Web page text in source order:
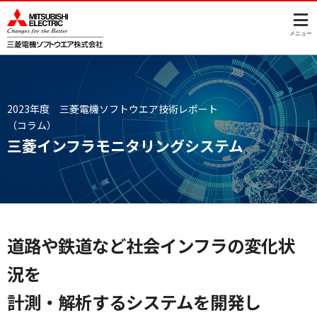
メニュー
2023年度 三菱電機ソフトウエア技術レポート
（コラム）
三菱インフラモニタリングシステム
道路や鉄道など社会インフラの変化状
況を
計測・解析するシステムを開発し